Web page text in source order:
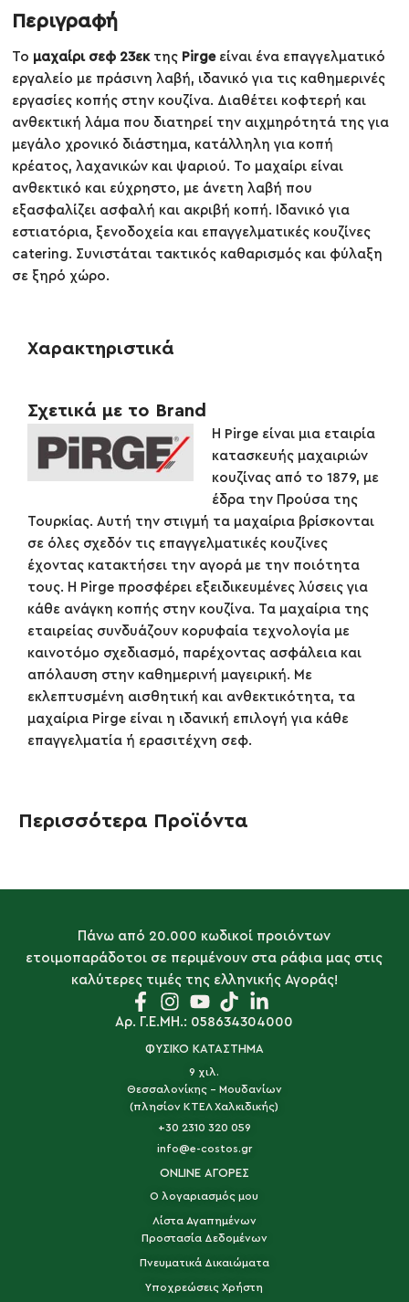
Περιγραφή
Το μαχαίρι σεφ 23εκτης Pirgeείναι ένα επαγγελματικό
εργαλείο με πράσινη λαβή, ιδανικό για τις καθημερινές
εργασίες κοπής στην κουζίνα. Διαθέτει κοφτερή και
ανθεκτική λάμα που διατηρεί την αιχμηρότητά της για
μεγάλο χρονικό διάστημα, κατάλληλη για κοπή
κρέατος, λαχανικών και ψαριού. Το μαχαίρι είναι
ανθεκτικό και εύχρηστο, με άνετη λαβή που
εξασφαλίζει ασφαλή και ακριβή κοπή. Ιδανικό για
εστιατόρια, ξενοδοχεία και επαγγελματικές κουζίνες
catering. Συνιστάται τακτικός καθαρισμός και φύλαξη
σε ξηρό χώρο.
Χαρακτηριστικά
Σχετικά με το Brand
Η Pirge είναι μια εταιρία
κατασκευής μαχαιριών
κουζίνας από το 1879, με
έδρα την Προύσα της
Τουρκίας. Αυτή την στιγμή τα μαχαίρια βρίσκονται
σε όλες σχεδόν τις επαγγελματικές κουζίνες
έχοντας κατακτήσει την αγορά με την ποιότητα
τους. Η Pirge προσφέρει εξειδικευμένες λύσεις για
κάθε ανάγκη κοπής στην κουζίνα. Τα μαχαίρια της
εταιρείας συνδυάζουν κορυφαία τεχνολογία με
καινοτόμο σχεδιασμό, παρέχοντας ασφάλεια και
απόλαυση στην καθημερινή μαγειρική. Με
εκλεπτυσμένη αισθητική και ανθεκτικότητα, τα
μαχαίρια Pirge είναι η ιδανική επιλογή για κάθε
επαγγελματία ή ερασιτέχνη σεφ.
Περισσότερα Προϊόντα
Πάνω από 20.000 κωδικοί προιόντων
ετοιμοπαράδοτοι σε περιμένουν στα ράφια μας στις
καλύτερες τιμές της ελληνικής Αγοράς!
Αρ. Γ.Ε.ΜΗ.: 058634304000
ΦΥΣΙΚΟ ΚΑΤΑΣΤΗΜΑ
9 χιλ.
Θεσσαλονίκης - Μουδανίων
(πλησίον ΚΤΕΛ Χαλκιδικής)
+30 2310 320 059
info@e-costos.gr
ONLINE ΑΓΟΡΕΣ
Ο λογαριασμός μου
Λίστα Αγαπημένων
Προστασία Δεδομένων
Πνευματικά Δικαιώματα
Υποχρεώσεις Χρήστη